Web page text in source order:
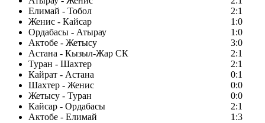
Елимай - Тобол
2:1
Женис - Кайсар
1:0
Ордабасы - Атырау
1:0
Актобе - Жетысу
3:0
Астана - Кызыл-Жар СК
2:1
Туран - Шахтер
2:1
Кайрат - Астана
0:1
Шахтер - Женис
0:0
Жетысу - Туран
0:0
Кайсар - Ордабасы
2:1
Актобе - Елимай
1:3